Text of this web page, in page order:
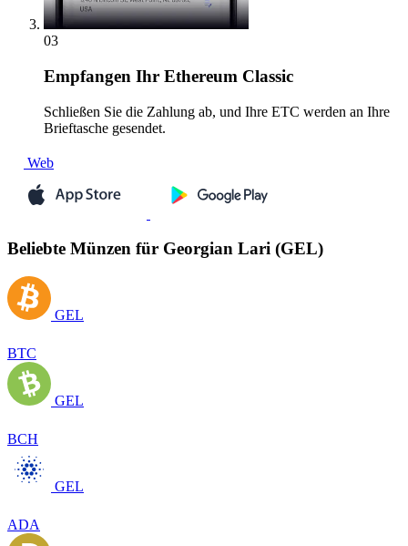
03
Empfangen Ihr Ethereum Classic
Schließen Sie die Zahlung ab, und Ihre ETC werden an Ihre
Brieftasche gesendet.
Web
Beliebte Münzen für Georgian Lari (GEL)
GEL
BTC
GEL
BCH
GEL
ADA